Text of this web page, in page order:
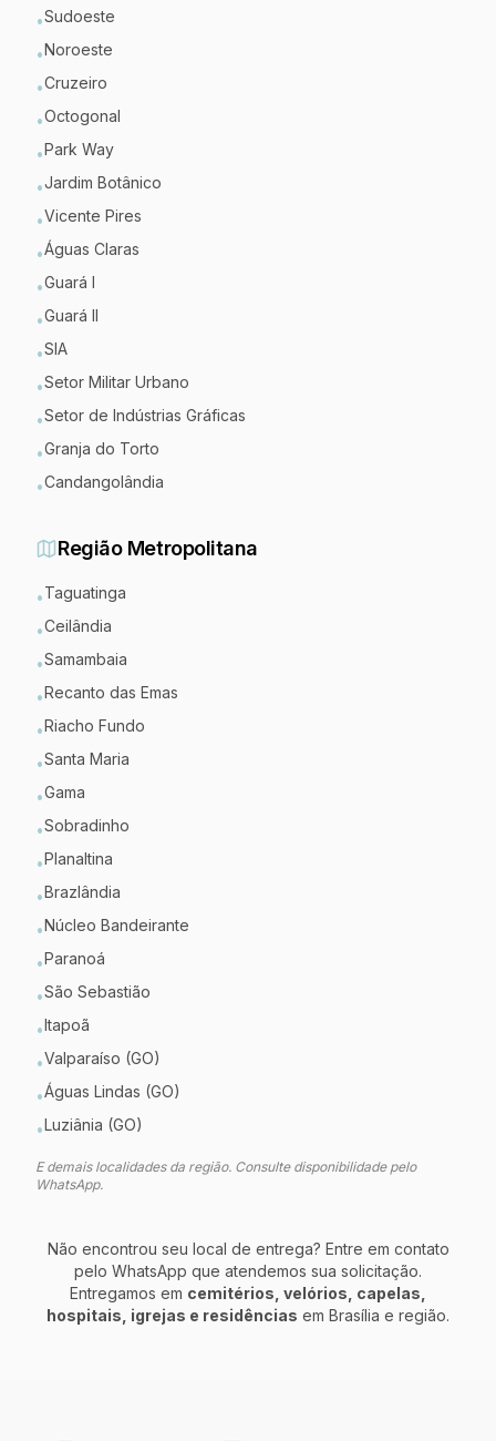
•Sudoeste
•Noroeste
•Cruzeiro
•Octogonal
•Park Way
•Jardim Botânico
•Vicente Pires
•Águas Claras
•Guará I
•Guará II
•SIA
•Setor Militar Urbano
•Setor de Indústrias Gráficas
•Granja do Torto
•Candangolândia
Região Metropolitana
•Taguatinga
•Ceilândia
•Samambaia
•Recanto das Emas
•Riacho Fundo
•Santa Maria
•Gama
•Sobradinho
•Planaltina
•Brazlândia
•Núcleo Bandeirante
•Paranoá
•São Sebastião
•Itapoã
•Valparaíso (GO)
•Águas Lindas (GO)
•Luziânia (GO)
E demais localidades da região. Consulte disponibilidade pelo
WhatsApp.
Não encontrou seu local de entrega? Entre em contato
pelo WhatsApp que atendemos sua solicitação.
Entregamos em cemitérios, velórios, capelas,
hospitais, igrejas e residências em Brasília e região.